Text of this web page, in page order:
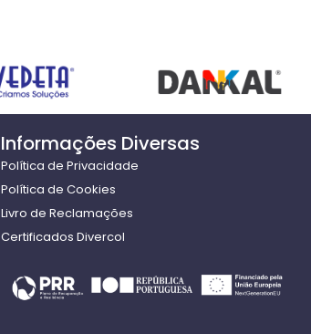
Informações Diversas
Política de Privacidade
Política de Cookies
Livro de Reclamações
Certificados Divercol